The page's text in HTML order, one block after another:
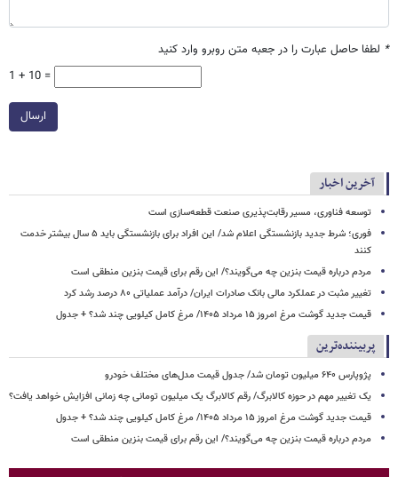
* لطفا حاصل عبارت را در جعبه متن روبرو وارد کنید
1 + 10 =
ارسال
آخرین اخبار
توسعه فناوری، مسیر رقابت‌پذیری صنعت قطعه‌سازی است
فوری؛ شرط جدید بازنشستگی اعلام شد/ این افراد برای بازنشستگی باید ۵ سال بیشتر خدمت
کنند
مردم درباره قیمت بنزین چه می‌گویند؟/ این رقم برای قیمت بنزین منطقی است
تغییر مثبت در عملکرد مالی بانک صادرات ایران/ درآمد عملیاتی ۸۰ درصد رشد کرد
قیمت جدید گوشت مرغ امروز ۱۵ مرداد ۱۴۰۵/ مرغ کامل کیلویی چند شد؟ + جدول
پربیننده‌ترین
پژوپارس ۶۴۰ میلیون تومان شد/ جدول قیمت مدل‌های مختلف خودرو
یک تغییر مهم در حوزه کالابرگ/ رقم کالابرگ یک میلیون تومانی چه زمانی افزایش خواهد یافت؟
قیمت جدید گوشت مرغ امروز ۱۵ مرداد ۱۴۰۵/ مرغ کامل کیلویی چند شد؟ + جدول
مردم درباره قیمت بنزین چه می‌گویند؟/ این رقم برای قیمت بنزین منطقی است